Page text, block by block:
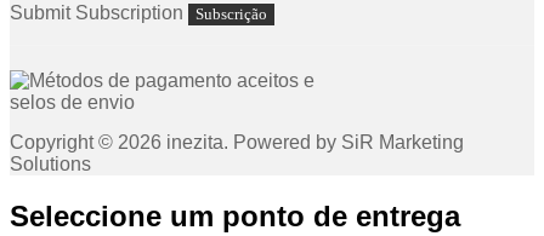
Submit Subscription
Copyright © 2026 inezita. Powered by SiR Marketing
Solutions
Seleccione um ponto de entrega